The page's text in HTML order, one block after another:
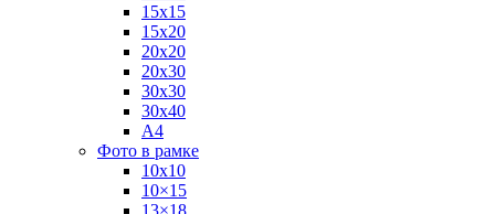
15х15
15х20
20х20
20х30
30х30
30х40
А4
Фото в рамке
10х10
10×15
13×18